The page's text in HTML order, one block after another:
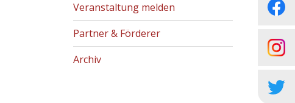
Veranstaltung melden
Partner & Förderer
Archiv